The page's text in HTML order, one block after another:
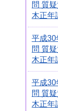
問 質
木正年
平成30
問 質
木正年
平成30
問 質
木正年